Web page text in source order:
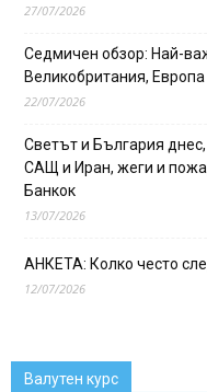
27/07/2026
Седмичен обзор: Най-
Великобритания,
22/07/2026
Светът и България
САЩ и Иран, жеги и
Банкок
13/07/2026
АНКЕТА: Колко често
12/07/2026
Валутен курс